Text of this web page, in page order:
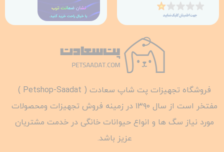
فروشگاه تجهیزات پت شاپ سعادت ( Petshop-Saadat )
مفتخر است از سال ۱۳۹۰ در زمینه فروش تجهیزات ومحصولات
مورد نیاز سگ ها و انواع حیوانات خانگی در خدمت مشتریان
عزیز باشد.